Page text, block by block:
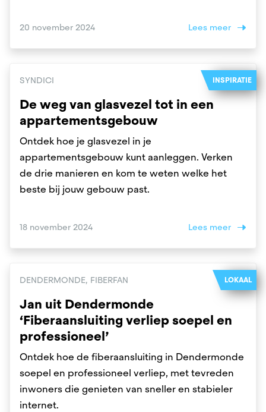
20 november 2024 Lees meer
INSPIRATIE
SYNDICI
De weg van glasvezel tot in een
appartementsgebouw
Ontdek hoe je glasvezel in je
appartementsgebouw kunt aanleggen. Verken
de drie manieren en kom te weten welke het
beste bij jouw gebouw past.
18 november 2024 Lees meer
LOKAAL
DENDERMONDE, FIBERFAN
Jan uit Dendermonde
‘Fiberaansluiting verliep soepel en
professioneel’
Ontdek hoe de fiberaansluiting in Dendermonde
soepel en professioneel verliep, met tevreden
inwoners die genieten van sneller en stabieler
internet.